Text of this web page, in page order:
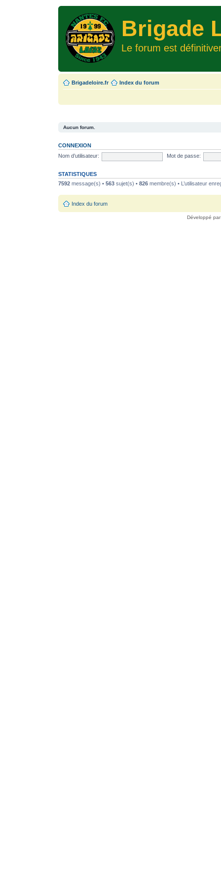
Brigade
Le forum est
Brigadeloire.fr Index du forum
Aucun forum.
CONNEXION
Nom d’utilisateur:
Mot de passe:
STATISTIQUES
7592 message(s) • 563 sujet(s) • 826 membre(s) • L’utilisateur
Index du forum
Développé